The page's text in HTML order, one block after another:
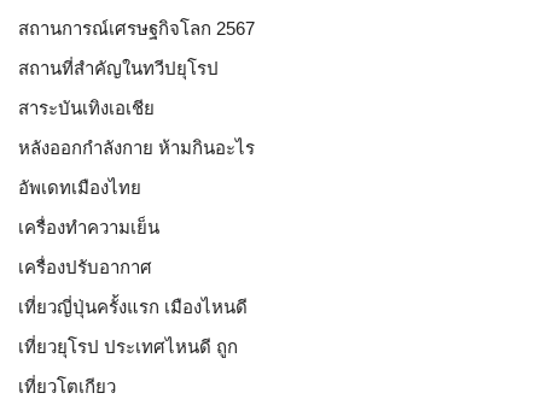
สถานการณ์เศรษฐกิจโลก 2567
สถานที่สำคัญในทวีปยุโรป
สาระบันเทิงเอเชีย
หลังออกกําลังกาย ห้ามกินอะไร
อัพเดทเมืองไทย
เครื่องทำความเย็น
เครื่องปรับอากาศ
เที่ยวญี่ปุ่นครั้งแรก เมืองไหนดี
เที่ยวยุโรป ประเทศไหนดี ถูก
เที่ยวโตเกียว